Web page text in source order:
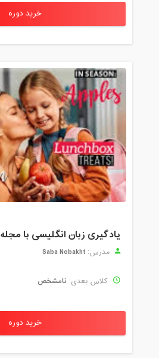
خرید دوره
یادگیری زبان انگلیسی با مجله
مدرس: Saba Nobakht
کلاس بعدی: نامشخص
خرید دوره